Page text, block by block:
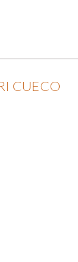
CUECO